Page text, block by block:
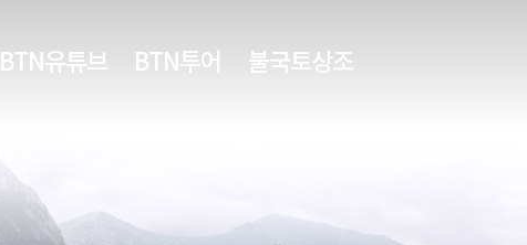
BTN유튜브 BTN투어 불국토상조